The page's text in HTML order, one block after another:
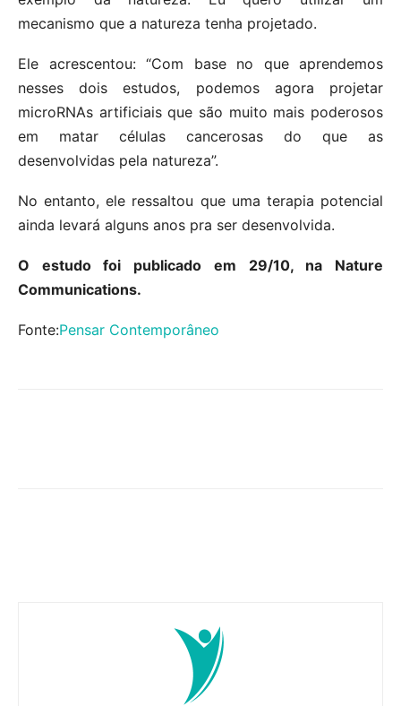
mecanismo que a natureza tenha projetado.
Ele acrescentou: “Com base no que aprendemos
nesses dois estudos, podemos agora projetar
microRNAs artificiais que são muito mais poderosos
em matar células cancerosas do que as
desenvolvidas pela natureza”.
No entanto, ele ressaltou que uma terapia potencial
ainda levará alguns anos pra ser desenvolvida.
O estudo foi publicado em 29/10, na Nature
Communications.
Fonte:Pensar Contemporâneo